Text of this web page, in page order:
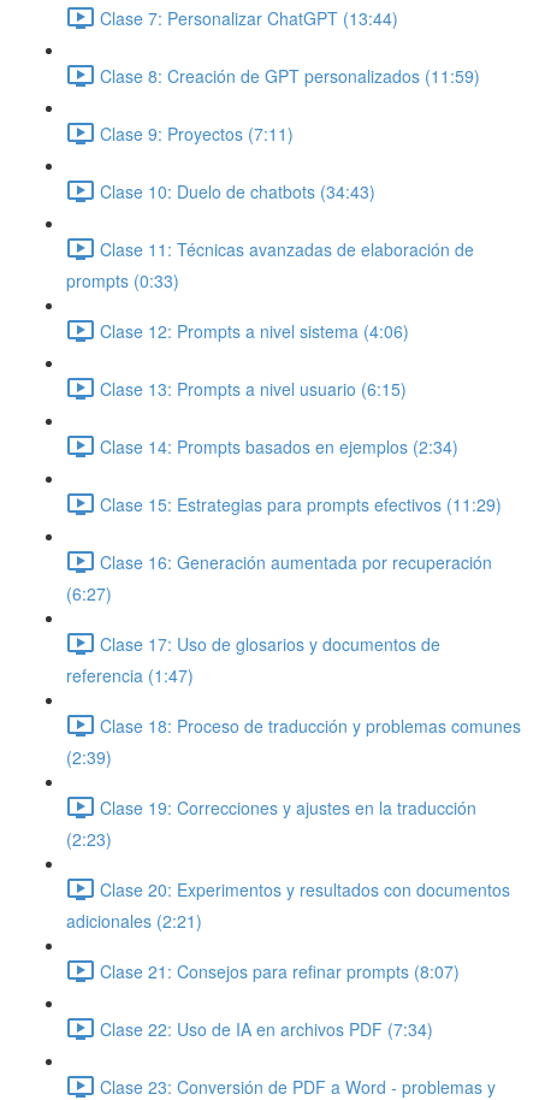
Clase 7: Personalizar ChatGPT (13:44)
Clase 8: Creación de GPT personalizados (11:59)
Clase 9: Proyectos (7:11)
Clase 10: Duelo de chatbots (34:43)
Clase 11: Técnicas avanzadas de elaboración de
prompts (0:33)
Clase 12: Prompts a nivel sistema (4:06)
Clase 13: Prompts a nivel usuario (6:15)
Clase 14: Prompts basados en ejemplos (2:34)
Clase 15: Estrategias para prompts efectivos (11:29)
Clase 16: Generación aumentada por recuperación
(6:27)
Clase 17: Uso de glosarios y documentos de
referencia (1:47)
Clase 18: Proceso de traducción y problemas comunes
(2:39)
Clase 19: Correcciones y ajustes en la traducción
(2:23)
Clase 20: Experimentos y resultados con documentos
adicionales (2:21)
Clase 21: Consejos para refinar prompts (8:07)
Clase 22: Uso de IA en archivos PDF (7:34)
Clase 23: Conversión de PDF a Word - problemas y